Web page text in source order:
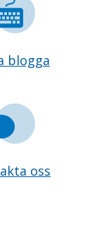
blogga
oss